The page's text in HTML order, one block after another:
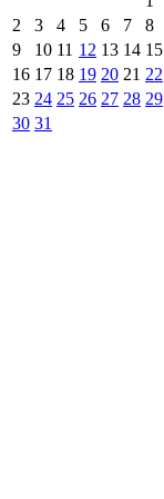
2
3 4 5 6 7
8
9
10 11 12 13 14 15
16 17 18 19 20 21 22
23 24 25 26 27 28 29
30 31